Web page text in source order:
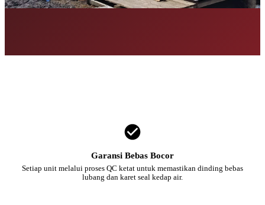
Garansi Bebas Bocor
Setiap unit melalui proses QC ketat untuk memastikan dinding bebas
lubang dan karet seal kedap air.